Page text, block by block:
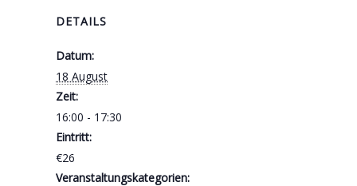
DETAILS
Datum:
18 August
Zeit:
16:00 - 17:30
Eintritt:
€26
Veranstaltungskategorien: